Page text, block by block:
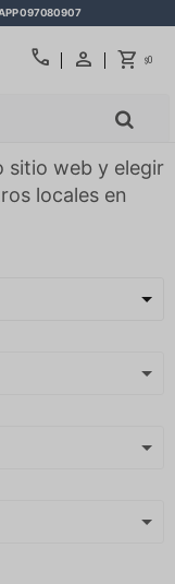
097080907
call $0
sitio web y elegir
locales en